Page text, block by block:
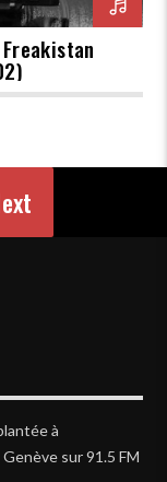
à
sur 91.5 FM